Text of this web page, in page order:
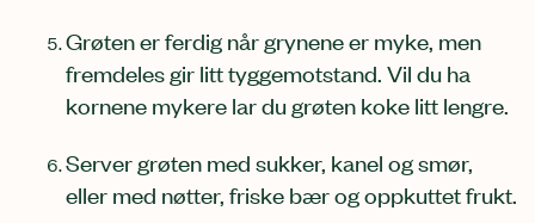
Grøten er ferdig når grynene er myke, men
fremdeles gir litt tyggemotstand. Vil du ha
kornene mykere lar du grøten koke litt lengre.
Server grøten med sukker, kanel og smør,
eller med nøtter, friske bær og oppkuttet frukt.